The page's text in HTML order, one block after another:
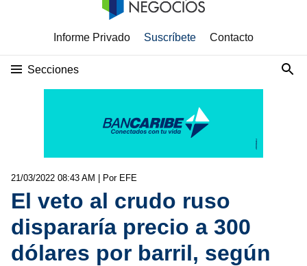
Informe Privado Suscríbete Contacto
Secciones
21/03/2022 08:43 AM | Por EFE
El veto al crudo ruso
dispararía precio a 300
dólares por barril, según